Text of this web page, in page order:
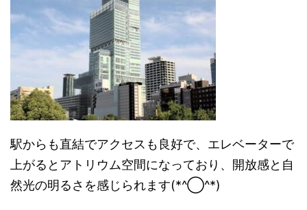
駅からも直結でアクセスも良好で、エレベーターで
上がるとアトリウム空間になっており、開放感と自
然光の明るさを感じられます(*^◯^*)